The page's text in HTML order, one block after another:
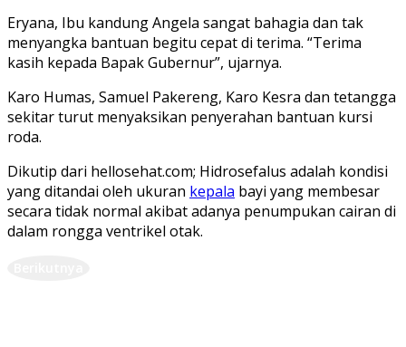
Eryana, Ibu kandung Angela sangat bahagia dan tak
menyangka bantuan begitu cepat di terima. “Terima
kasih kepada Bapak Gubernur”, ujarnya.
Karo Humas, Samuel Pakereng, Karo Kesra dan tetangga
sekitar turut menyaksikan penyerahan bantuan kursi
roda.
Dikutip dari hellosehat.com; Hidrosefalus adalah kondisi
yang ditandai oleh ukuran kepala bayi yang membesar
secara tidak normal akibat adanya penumpukan cairan di
dalam rongga ventrikel otak.